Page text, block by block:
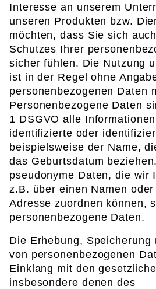
Interesse an unserem
unseren Produkten bzw.
möchten, dass Sie sich
Schutzes Ihrer
sicher fühlen. Die Nutzung
ist in der Regel ohne
personenbezogenen Daten
Personenbezogene Daten
1 DSGVO alle
identifizierte oder
beispielsweise der Name,
das Geburtsdatum
pseudonyme Daten, die wir
z.B. über einen Namen
Adresse zuordnen können,
personenbezogene Daten.
Die Erhebung, Speicherung
von personenbezogenen
Einklang mit den
insbesondere denen des